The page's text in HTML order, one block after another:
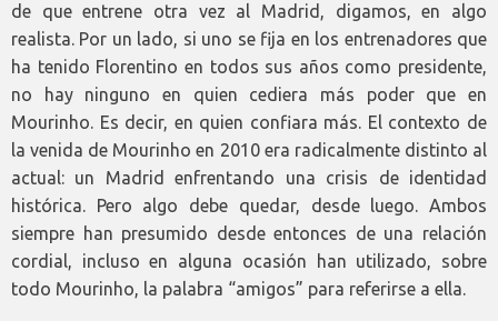
de que entrene otra vez al Madrid, digamos, en algo
realista. Por un lado, si uno se fija en los entrenadores que
ha tenido Florentino en todos sus años como presidente,
no hay ninguno en quien cediera más poder que en
Mourinho. Es decir, en quien confiara más. El contexto de
la venida de Mourinho en 2010 era radicalmente distinto al
actual: un Madrid enfrentando una crisis de identidad
histórica. Pero algo debe quedar, desde luego. Ambos
siempre han presumido desde entonces de una relación
cordial, incluso en alguna ocasión han utilizado, sobre
todo Mourinho, la palabra “amigos” para referirse a ella.